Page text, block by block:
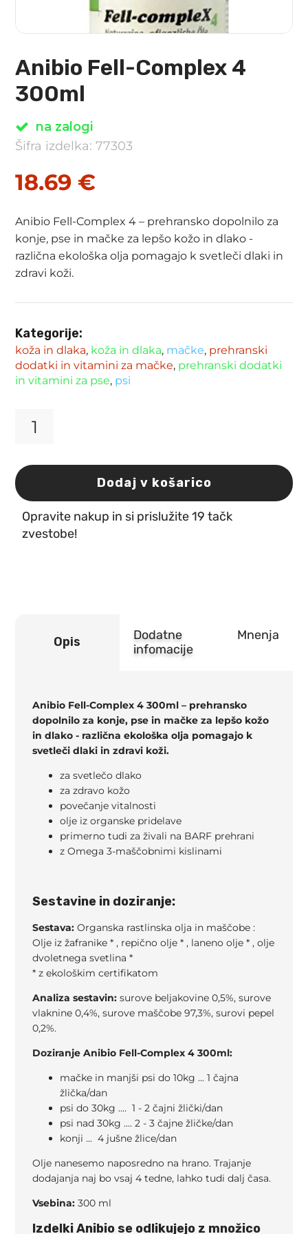
Anibio Fell-Complex 4
300ml
na zalogi
Šifra izdelka: 77303
18.69 €
Anibio Fell-Complex 4 – prehransko dopolnilo za
konje, pse in mačke za lepšo kožo in dlako -
različna ekološka olja pomagajo k svetleči dlaki in
zdravi koži.
Kategorije:
koža in dlaka, koža in dlaka, mačke, prehranski
dodatki in vitamini za mačke, prehranski dodatki
in vitamini za pse, psi
Complex
4
300ml
količina
Dodaj v košarico
Opravite nakup in si prislužite 19 tačk
zvestobe!
Opis
Dodatne
infomacije
Mnenja
Anibio Fell-Complex 4 300ml – prehransko
dopolnilo za konje, pse in mačke za lepšo kožo
in dlako - različna ekološka olja pomagajo k
svetleči dlaki in zdravi koži.
za svetlečo dlako
za zdravo kožo
povečanje vitalnosti
olje iz organske pridelave
primerno tudi za živali na BARF prehrani
z Omega 3-maščobnimi kislinami
Sestavine in doziranje:
Sestava: Organska rastlinska olja in maščobe :
Olje iz žafranike * , repično olje * , laneno olje * , olje
dvoletnega svetlina *
* z ekološkim certifikatom
Analiza sestavin: surove beljakovine 0,5%, surove
vlaknine 0,4%, surove maščobe 97,3%, surovi pepel
0,2%.
Doziranje Anibio Fell-Complex 4 300ml:
mačke in manjši psi do 10kg ... 1 čajna
žlička/dan
psi do 30kg .... 1 - 2 čajni žlički/dan
psi nad 30kg .... 2 - 3 čajne žličke/dan
konji ... 4 jušne žlice/dan
Olje nanesemo naposredno na hrano. Trajanje
dodajanja naj bo vsaj 4 tedne, lahko tudi dalj časa.
Vsebina: 300 ml
Izdelki Anibio se odlikujejo z množico